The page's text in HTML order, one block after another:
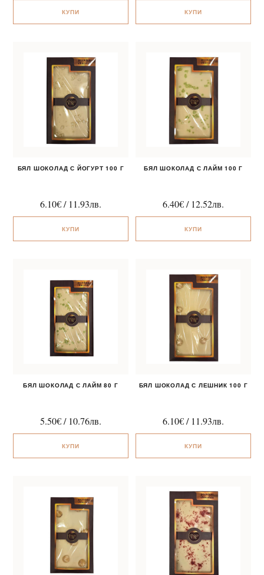
КУПИ КУПИ
БЯЛ ШОКОЛАД С ЙОГУРТ 100 Г
6.10€/ 11.93лв.
КУПИ
БЯЛ ШОКОЛАД С ЛАЙМ 100 Г
6.40€/ 12.52лв.
КУПИ
БЯЛ ШОКОЛАД С ЛАЙМ 80 Г
5.50€/ 10.76лв.
КУПИ
БЯЛ ШОКОЛАД С ЛЕШНИК 100 Г
6.10€/ 11.93лв.
КУПИ